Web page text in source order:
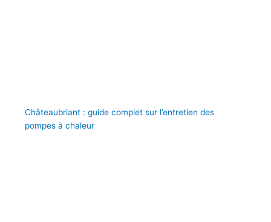
Châteaubriant : guide complet sur l’entretien des
pompes à chaleur